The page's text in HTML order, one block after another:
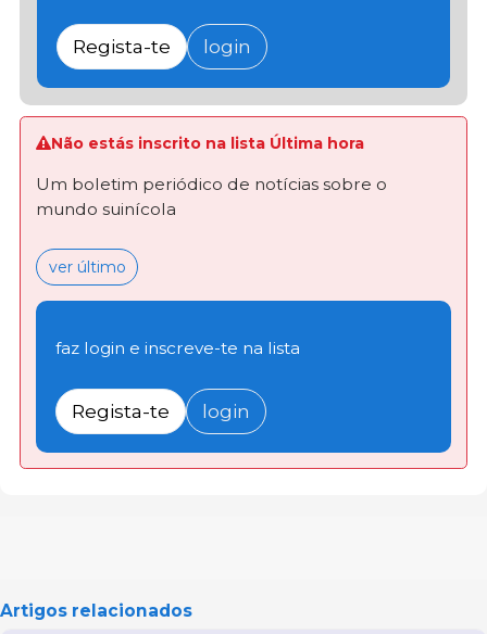
Regista-te login
Não estás inscrito na lista Última hora
Um boletim periódico de notícias sobre o
mundo suinícola
ver último
faz login e inscreve-te na lista
Regista-te login
Artigos relacionados